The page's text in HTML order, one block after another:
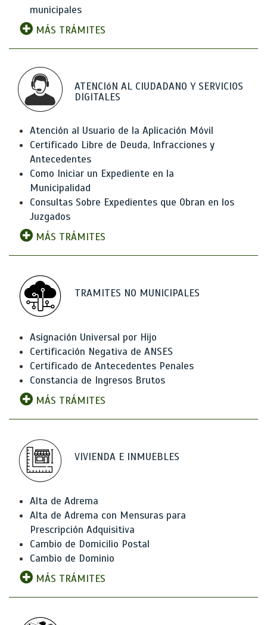
municipales
MÁS TRÁMITES
ATENCIóN AL CIUDADANO Y SERVICIOS
DIGITALES
Atención al Usuario de la Aplicación Móvil
Certificado Libre de Deuda, Infracciones y
Antecedentes
Como Iniciar un Expediente en la
Municipalidad
Consultas Sobre Expedientes que Obran en los
Juzgados
MÁS TRÁMITES
TRAMITES NO MUNICIPALES
Asignación Universal por Hijo
Certificación Negativa de ANSES
Certificado de Antecedentes Penales
Constancia de Ingresos Brutos
MÁS TRÁMITES
VIVIENDA E INMUEBLES
Alta de Adrema
Alta de Adrema con Mensuras para
Prescripción Adquisitiva
Cambio de Domicilio Postal
Cambio de Dominio
MÁS TRÁMITES